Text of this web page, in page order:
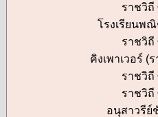
ราชวิถี
โรงเรียนพ
ราชวิถี
คิงเพาเวอร์ (
ราชวิถี
ราชวิถี
อนุสาวรีย์